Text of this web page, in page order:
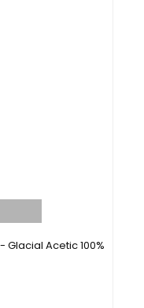
Glacial Acetic 100%